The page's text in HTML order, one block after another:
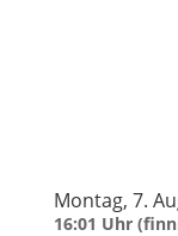
Montag, 7.
16:01 Uhr